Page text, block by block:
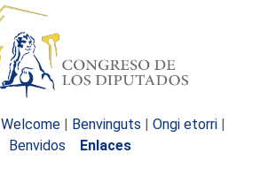
Welcome | Benvinguts | Ongi etorri |
Benvidos
Enlaces